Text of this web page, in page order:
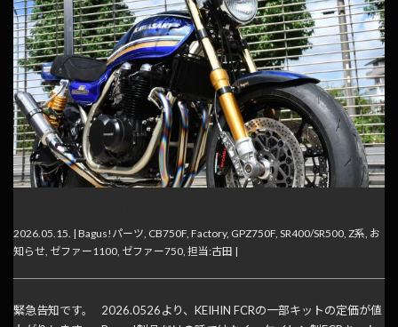
2026.05.15. | Bagus!パーツ CB750F Factory, GPZ750F SR400/SR500 Z系 お
知らせ ゼファー1100 ゼファー750 担当:古田 |
緊急告知です。 2026.0526より、KEIHIN FCRの一部キットの定価が値